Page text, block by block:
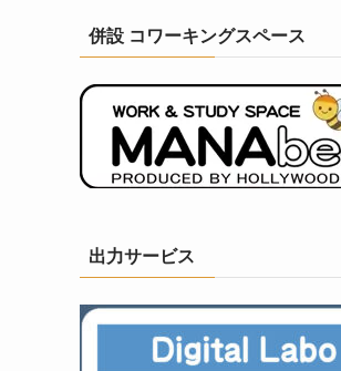
併設 コワーキングスペース
出力サービス